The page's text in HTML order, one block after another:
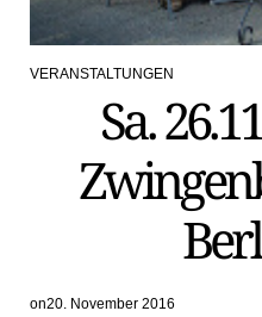
POSTED
VERANSTALTUNGEN
Sa.
on20. November 2016